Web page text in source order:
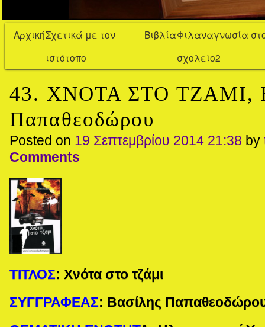
ΑρχικήΣχετικά με τον
ιστότοπο
ΒιβλίαΦιλαναγνωσία
σχολείο2
43. ΧΝΟΤΑ ΣΤΟ ΤΖΑΜΙ,
Παπαθεοδώρου
Posted on 19 Σεπτεμβρίου 2014 21:38 by
Comments
ΤΙΤΛΟΣ: Χνότα στο τζάμι
ΣΥΓΓΡΑΦΕΑΣ: Βασίλης